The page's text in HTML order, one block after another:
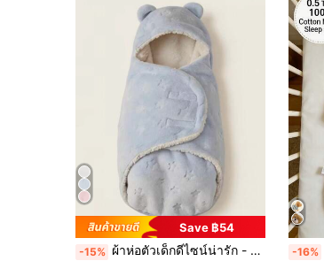
Save ฿54
-15% ผ้าห่อตัวเด็กดีไซน์น่ารัก - นุ่ม ระบายอากาศได้ดี อบอุ่นทุกฤดูกาล ของขวัญงานเลี้ยงต้อนรับเด็กที่สมบูรณ์แบบ -16%